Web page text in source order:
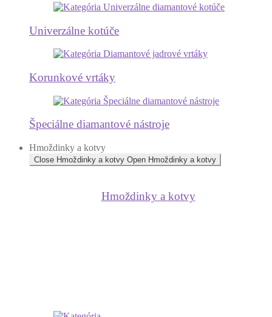
Univerzálne kotúče
Korunkové vrtáky
Špeciálne diamantové nástroje
Hmoždinky a kotvy
Close Hmoždinky a kotvy Open Hmoždinky a kotvy
Hmoždinky a kotvy